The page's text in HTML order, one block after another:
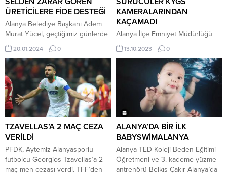
ÜRETİCİLERE FİDE DESTEĞİ
Alanya Belediye Başkanı Adem
Murat Yücel, geçtiğimiz günlerde
yaşanan sel felaketinde zarar
gören üreticilere fide desteğinde
bulundu. Yücel “Her zaman iyi
günde de kötü günde de
vatandaşlarımızın yanında olduk
bundan sonrada yanlarında
olmaya devam edeceğiz.” dedi.
Alanya Belediye Başkanı Adem
Murat Yücel ve Alanya Ziraat
Odası Başkanı Tahir Göktepe
geçtiğimiz...
20.01.2024 0
KAMERALARINDAN
KAÇAMADI
Alanya İlçe Emniyet Müdürlüğü
tarafından Kent Yönetim Güvenlik
Sistemi Kameraları üzerinden
trafik denetimleri yapıldı. Yapılan
denetimlerde toplam 31 araca 127
bin 292 TL cezai işlem
uygulanırken, motosiklet
denetimlerinde ise 85 motosiklet
sürücüsü kontrol edilmiş 39
motosiklet sürücüsüne 59 bin
328 TL para cezası uygulandı.
Ekipler denetimlerin havada ve
karada süreceğinin...
13.10.2023 0
TZAVELLAS’A 2 MAÇ CEZA
VERİLDİ
PFDK, Aytemiz Alanyasporlu
futbolcu Georgios Tzavellas’a 2
maç men cezası verdi. TFF’den
ALANYA’DA BİR İLK
BABYSWİMALANYA
Alanya TED Koleji Beden Eğitimi
Öğretmeni ve 3. kademe yüzme
antrenörü Belkıs Çakır Alanya’da